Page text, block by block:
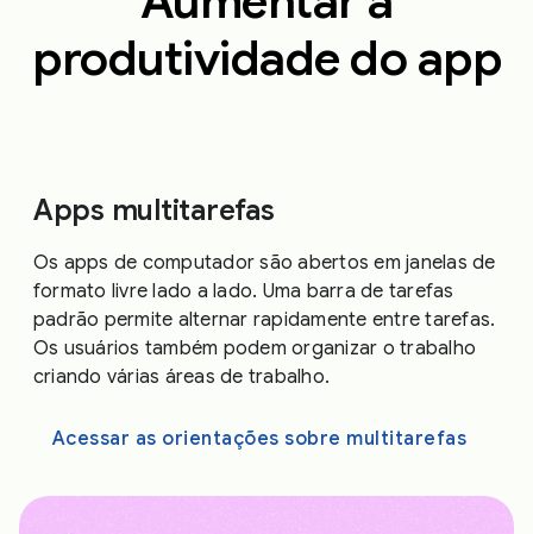
produtividade do app
Apps multitarefas
Os apps de computador são abertos em janelas de
formato livre lado a lado. Uma barra de tarefas
padrão permite alternar rapidamente entre tarefas.
Os usuários também podem organizar o trabalho
criando várias áreas de trabalho.
Acessar as orientações sobre multitarefas